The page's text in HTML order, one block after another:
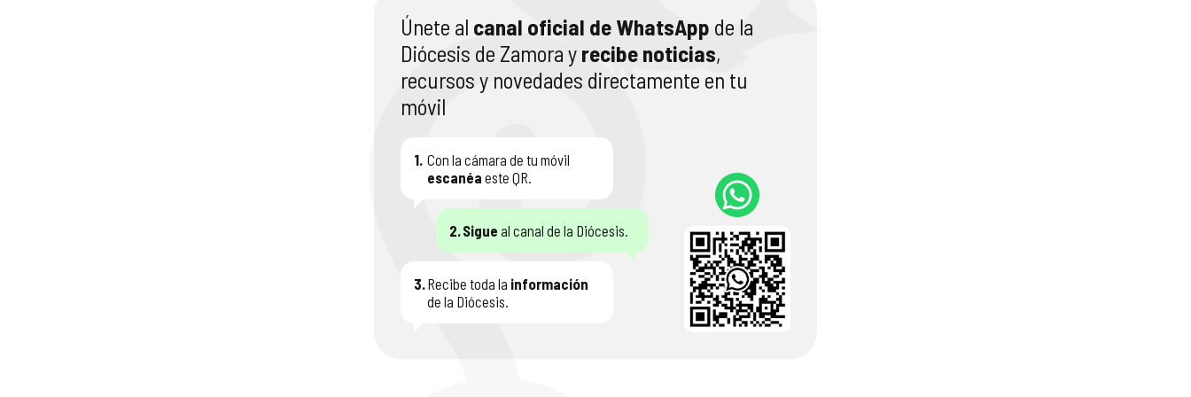
Únete al canal oficial de WhatsApp de la
Diócesis de Zamora y recibe noticias,
recursos y novedades directamente en tu
móvil
1. Con la cámara de tu móvil
escanéa este QR.
2.Sigue al canal de la Diócesis.
3.Recibe toda la información
de la Diócesis.